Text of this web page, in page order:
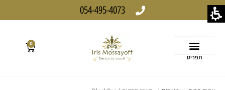
054-495-4073
תפריט
0